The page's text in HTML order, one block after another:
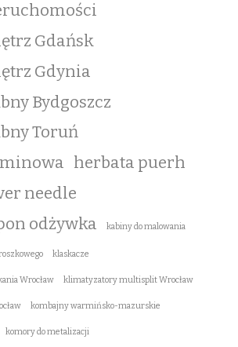
Gdańsk
Gdynia
Bydgoszcz
Toruń
herbata puerh
needle
odżywka
kabiny do malowania
klaskacze
Wrocław klimatyzatory multisplit Wrocław
kombajny warmińsko-mazurskie
komory do metalizacji